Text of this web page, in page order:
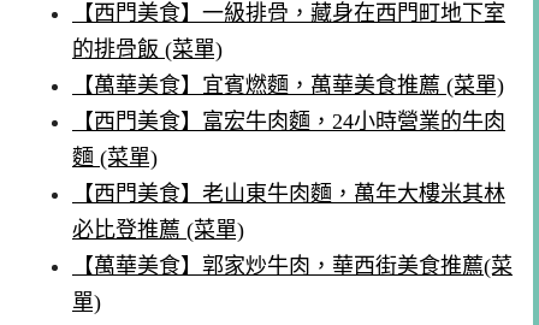
【西門美食】一級排骨，藏身在西門町地下室
的排骨飯 (菜單)
【萬華美食】宜賓燃麵，萬華美食推薦 (菜單)
【西門美食】富宏牛肉麵，24小時營業的牛肉
麵 (菜單)
【西門美食】老山東牛肉麵，萬年大樓米其林
必比登推薦 (菜單)
【萬華美食】郭家炒牛肉，華西街美食推薦(菜
單)